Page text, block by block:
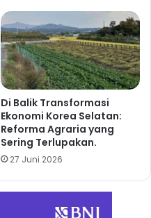
Di Balik Transformasi
Ekonomi Korea Selatan:
Reforma Agraria yang
Sering Terlupakan.
27 Juni 2026